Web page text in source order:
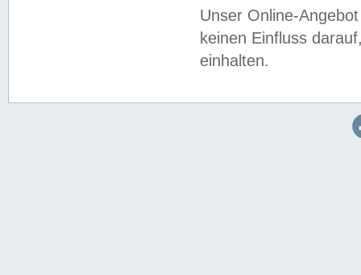
Unser Online-
keinen Einfluss
einhalten.